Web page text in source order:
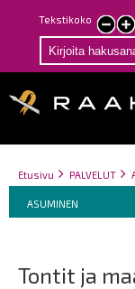
Hyppää
Tekstikoko
tekstin
kokoa
You
here:
Etusivu PALVELUT
Breadcrumbs
You
are
ASUMINEN
Tontit ja